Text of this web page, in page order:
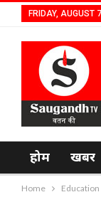
FRIDAY, AUGUST
होम खबर
Home Education